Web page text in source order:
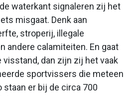
waterkant signaleren zij het
misgaat. Denk aan
stroperij, illegale
andere calamiteiten. En gaat
dan zijn zij het vaak
sportvissers die meteen
staan er bij de circa 700